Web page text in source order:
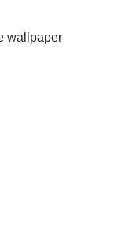
wallpaper